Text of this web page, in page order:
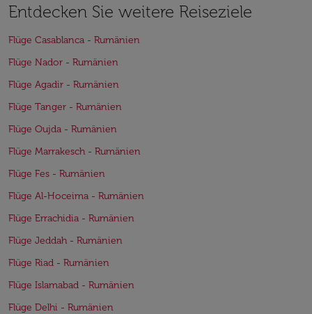
Entdecken Sie weitere Reiseziele
Flüge Casablanca - Rumänien
Flüge Nador - Rumänien
Flüge Agadir - Rumänien
Flüge Tanger - Rumänien
Flüge Oujda - Rumänien
Flüge Marrakesch - Rumänien
Flüge Fes - Rumänien
Flüge Al-Hoceima - Rumänien
Flüge Errachidia - Rumänien
Flüge Jeddah - Rumänien
Flüge Riad - Rumänien
Flüge Islamabad - Rumänien
Flüge Delhi - Rumänien